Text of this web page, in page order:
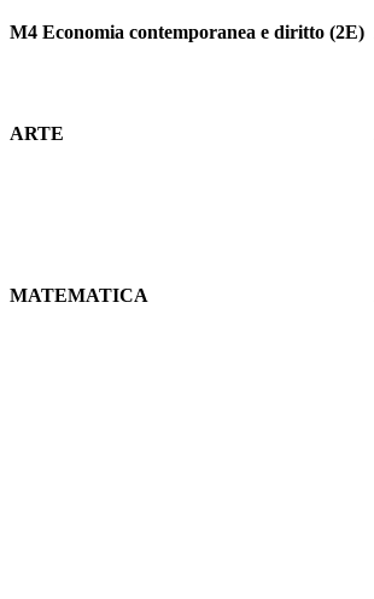
M4 Economia contemporanea e diritto (2E)
ARTE
MATEMATICA